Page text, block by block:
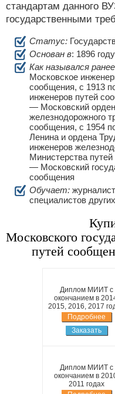
стандартам данного
государственными
Статус:
Основан в: 1896 году
Как назывался ранее
Московское
сообщения, с 1913
инженеров путей
— Московский
железнодорожного
сообщения, с 1954
Ленина и ордена
инженеров
Министерства
— Московский
сообщения
Обучает:
специалистов
Московского
путей
Диплом МИИТ с
окончанием в
2015, 2016, 2017
Подробнее
Заказать
Диплом МИИТ с
окончанием в
2011 годах